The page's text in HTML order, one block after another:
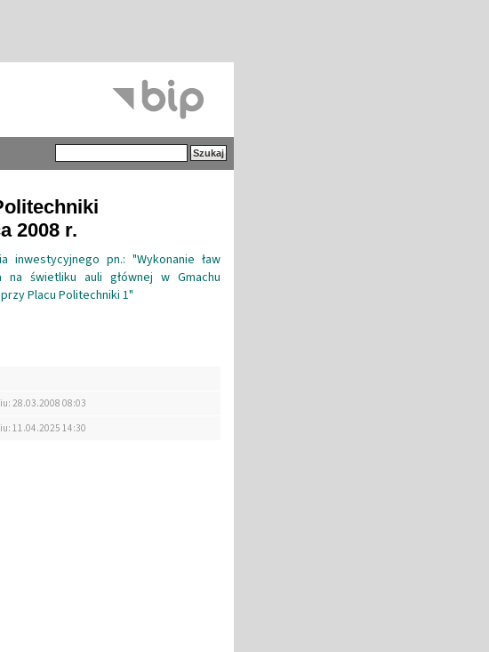
2008 r.
inwestycyjnego pn.: "Wykonanie ław
na świetliku auli głównej w Gmachu
Placu Politechniki 1"
28.03.2008 08:03
11.04.2025 14:30